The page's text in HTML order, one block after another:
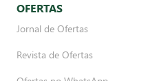
OFERTAS
Jornal de Ofertas
Revista de Ofertas